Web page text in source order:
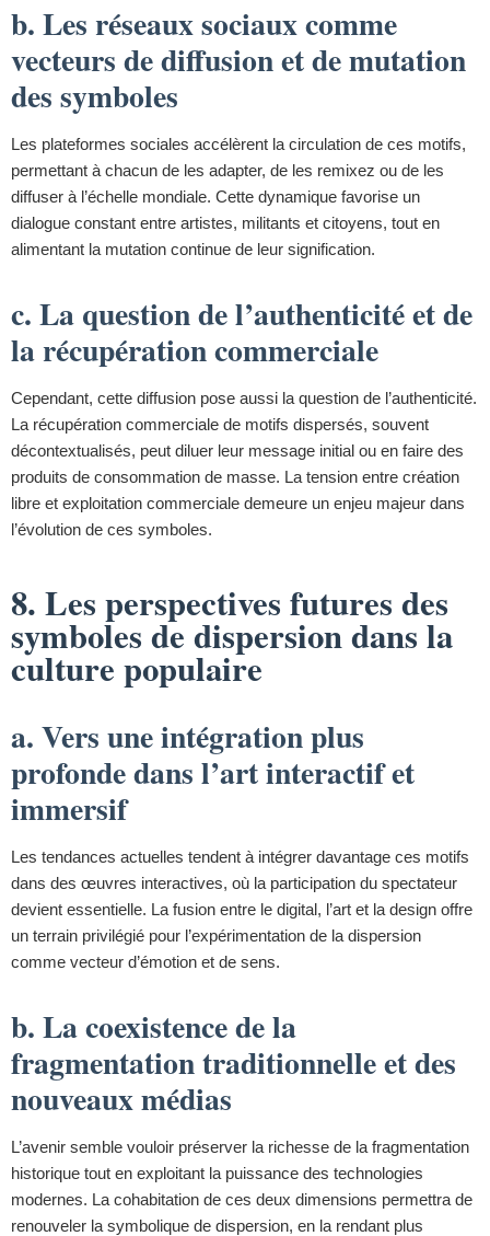
b. Les réseaux sociaux comme
vecteurs de diffusion et de mutation
des symboles
Les plateformes sociales accélèrent la circulation de ces motifs,
permettant à chacun de les adapter, de les remixez ou de les
diffuser à l’échelle mondiale. Cette dynamique favorise un
dialogue constant entre artistes, militants et citoyens, tout en
alimentant la mutation continue de leur signification.
c. La question de l’authenticité et de
la récupération commerciale
Cependant, cette diffusion pose aussi la question de l’authenticité.
La récupération commerciale de motifs dispersés, souvent
décontextualisés, peut diluer leur message initial ou en faire des
produits de consommation de masse. La tension entre création
libre et exploitation commerciale demeure un enjeu majeur dans
l’évolution de ces symboles.
8. Les perspectives futures des
symboles de dispersion dans la
culture populaire
a. Vers une intégration plus
profonde dans l’art interactif et
immersif
Les tendances actuelles tendent à intégrer davantage ces motifs
dans des œuvres interactives, où la participation du spectateur
devient essentielle. La fusion entre le digital, l’art et la design offre
un terrain privilégié pour l’expérimentation de la dispersion
comme vecteur d’émotion et de sens.
b. La coexistence de la
fragmentation traditionnelle et des
nouveaux médias
L’avenir semble vouloir préserver la richesse de la fragmentation
historique tout en exploitant la puissance des technologies
modernes. La cohabitation de ces deux dimensions permettra de
renouveler la symbolique de dispersion, en la rendant plus